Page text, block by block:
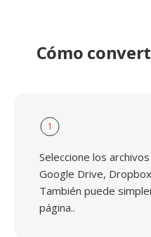
Cómo
1
Seleccione los
Google Drive,
También puede
página..